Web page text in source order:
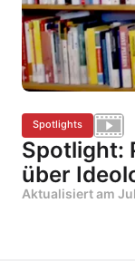
Spotlights
Spotlight:
über
Aktualisiert am